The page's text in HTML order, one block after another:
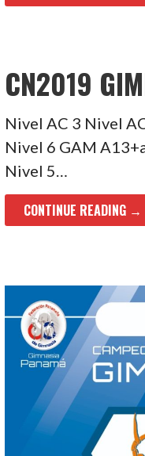
CN2019
Nivel AC 3 Nivel
Nivel 6 GAM
Nivel 5…
CONTINUE READING →